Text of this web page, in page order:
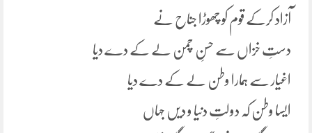
آزاد کرکے قوم کو چھوڑا جناح نے
دستِ خزاں سے حسنِ چمن لے کے دے دیا
اغیار سے ہمارا وطن لے کے دے دیا
ایسا وطن کہ دولتِ دنیا و دیں جہاں